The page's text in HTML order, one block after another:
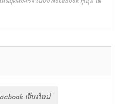
เชียงใหม่